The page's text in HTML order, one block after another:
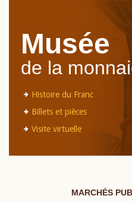
Musée
de la
Histoire du Franc
Billets et pièces
Visite virtuelle
MARCHÉS